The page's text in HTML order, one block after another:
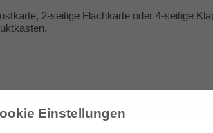
Einstellungen
2-seitige Flachkarte oder 4-seitige
und Formatänderungen, Zusenden
versandkostenfreie Lieferung